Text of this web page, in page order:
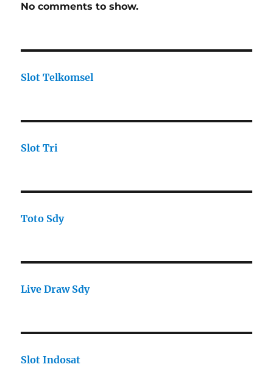
No comments to show.
Slot Telkomsel
Slot Tri
Toto Sdy
Live Draw Sdy
Slot Indosat